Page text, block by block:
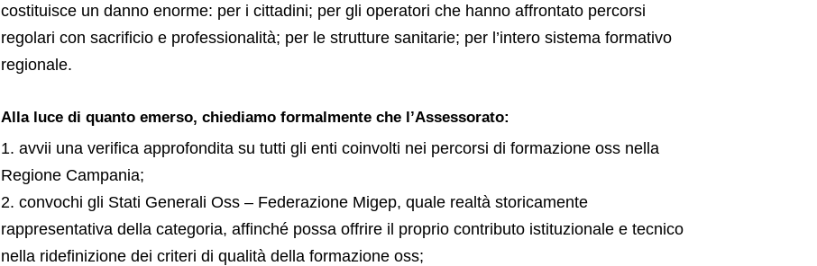
costituisce un danno enorme: per i cittadini; per gli operatori che hanno affrontato percorsi
regolari con sacrificio e professionalità; per le strutture sanitarie; per l’intero sistema formativo
regionale.
Alla luce di quanto emerso, chiediamo formalmente che l’Assessorato:
avvii una verifica approfondita su tutti gli enti coinvolti nei percorsi di formazione oss nella
Regione Campania;
convochi gli Stati Generali Oss – Federazione Migep, quale realtà storicamente
rappresentativa della categoria, affinché possa offrire il proprio contributo istituzionale e tecnico
nella ridefinizione dei criteri di qualità della formazione oss;